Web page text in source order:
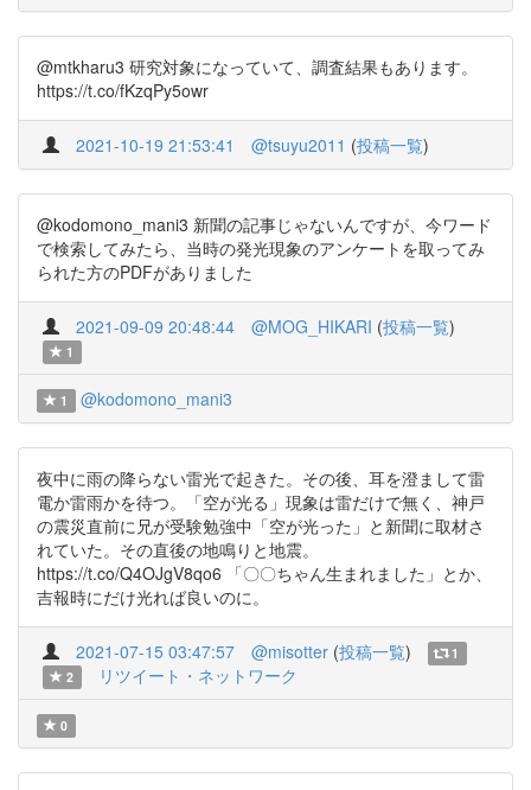
@mtkharu3 研究対象になっていて、調査結果もあります。
https://t.co/fKzqPy5owr
2021-10-19 21:53:41 @tsuyu2011 (投稿一覧)
@kodomono_mani3 新聞の記事じゃないんですが、今ワード
で検索してみたら、当時の発光現象のアンケートを取ってみ
られた方のPDFがありました
2021-09-09 20:48:44 @MOG_HIKARI (投稿一覧)
1
1 @kodomono_mani3
夜中に雨の降らない雷光で起きた。その後、耳を澄まして雷
電か雷雨かを待つ。「空が光る」現象は雷だけで無く、神戸
の震災直前に兄が受験勉強中「空が光った」と新聞に取材さ
れていた。その直後の地鳴りと地震。
https://t.co/Q4OJgV8qo6 「〇〇ちゃん生まれました」とか、
吉報時にだけ光れば良いのに。
2021-07-15 03:47:57 @misotter (投稿一覧)
1
2
リツイート・ネットワーク
0